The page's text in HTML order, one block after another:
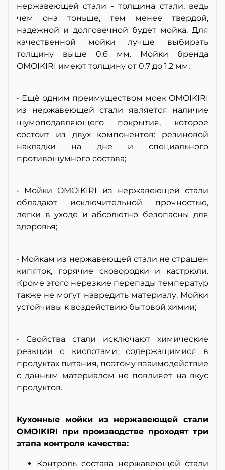
нержавеющей стали - толщина стали, ведь
чем она тоньше, тем менее твердой,
надежной и долговечной будет мойка. Для
качественной мойки лучше выбирать
толщину выше 0,6 мм. Мойки бренда
OMOIKIRI имеют толщину от 0,7 до 1,2 мм;
• Ещё одним преимуществом моек OMOIKIRI
из нержавеющей стали является наличие
шумоподавляющего покрытия, которое
состоит из двух компонентов: резиновой
накладки на дне и специального
противошумного состава;
• Мойки OMOIKIRI из нержавеющей стали
обладают исключительной прочностью,
легки в уходе и абсолютно безопасны для
здоровья;
• Мойкам из нержавеющей стали не страшен
кипяток, горячие сковородки и кастрюли.
Кроме этого нерезкие перепады температур
также не могут навредить материалу. Мойки
устойчивы к воздействию бытовой химии;
• Свойства стали исключают химические
реакции с кислотами, содержащимися в
продуктах питания, поэтому взаимодействие
с данным материалом не повлияет на вкус
продуктов.
Кухонные мойки из нержавеющей стали
OMOIKIRI при производстве проходят три
этапа контроля качества:
Контроль состава нержавеющей стали